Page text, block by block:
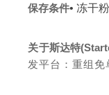
保存条件• 冻干
关于斯达特
发平台：重组免